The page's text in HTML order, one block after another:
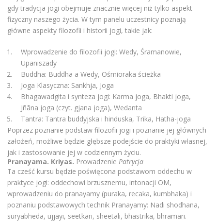
gdy tradycja jogi obejmuje znacznie więcej niż tylko aspekt
fizyczny naszego życia. W tym panelu uczestnicy poznają
główne aspekty filozofii i historii jogi, takie jak:
Wprowadzenie do filozofii jogi: Wedy, Śramanowie,
Upaniszady
Buddha: Buddha a Wedy, Ośmioraka ścieżka
Joga Klasyczna: Sankhja, Joga
Bhagawadgita i synteza jogi: Karma joga, Bhakti joga,
Jñāna joga (czyt. gjana joga), Wedanta
Tantra: Tantra buddyjska i hinduska, Trika, Hatha-joga
Poprzez poznanie podstaw filozofii jogi i poznanie jej głównych
założeń, możliwe będzie głębsze podejście do praktyki własnej,
jak i zastosowanie jej w codziennym życiu.
Pranayama. Kriyas. Prowadzenie Patrycja
Ta cześć kursu będzie poświęcona podstawom oddechu w
praktyce jogi: oddechowi brzusznemu, intonacji OM,
wprowadzeniu do pranayamy (puraka, recaka, kumbhaka) i
poznaniu podstawowych technik Pranayamy: Nadi shodhana,
suryabheda, ujjayi, seetkari, sheetali, bhastrika, bhramari.